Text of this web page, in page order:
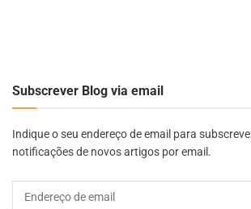
Subscrever Blog via email
Indique o seu endereço de email para
notificações de novos artigos por email.